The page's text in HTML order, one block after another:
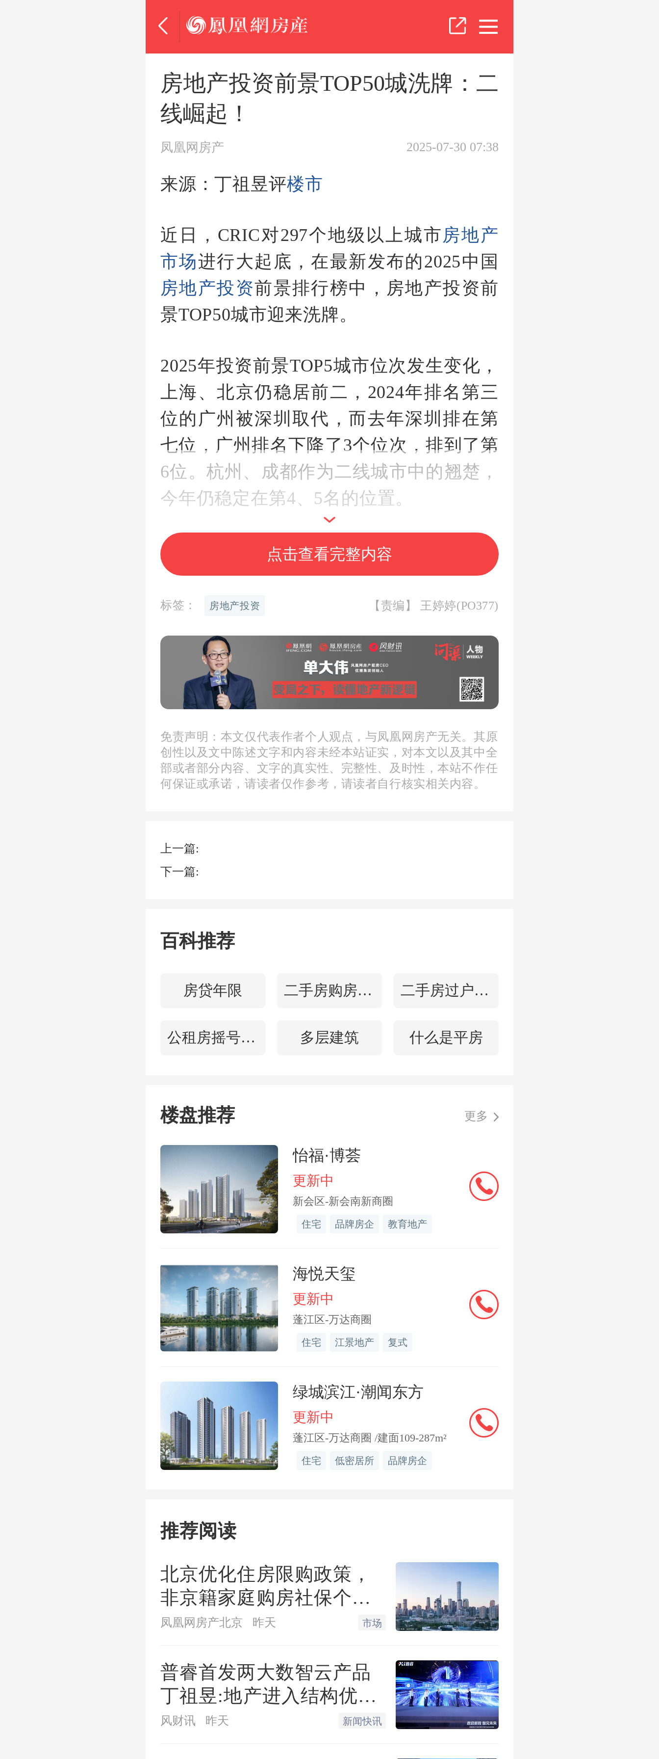
房地产投资前景TOP50城洗牌：二
线崛起！
凤凰网房产 2025-07-30 07:38
来源：丁祖昱评楼市
近日，CRIC对297个地级以上城市房地产
市场进行大起底，在最新发布的2025中国
房地产投资前景排行榜中，房地产投资前
景TOP50城市迎来洗牌。
2025年投资前景TOP5城市位次发生变化，
上海、北京仍稳居前二，2024年排名第三
位的广州被深圳取代，而去年深圳排在第
七位，广州排名下降了3个位次，排到了第
6位。杭州、成都作为二线城市中的翘楚，
今年仍稳定在第4、5名的位置。
另外，天津、海口、珠海、三亚、兰州和
烟台排名显著上升。
住人口，集中了50%的GDP，并且商品房
成交面积也达到了全国的50%。
在发达的经济水平、以及超过1.3亿的流动
人口支持下，TOP50城市购房需求表现始
终处于全国前列，尤其是TOP20城市未来
TOP20城市所释放的存量置业需求，也将
中，上海、北京以绝对优势继续排名前
面均具有极为显著的优势，且两地已经连
上海和北京投资前景不相上下，常住人口
均超2000万，且 人均住房面积
不足38平方
米，这意味着两个城市既有大量刚需，同
时也拥有着更大的住房改善空间。
深圳排名从去年的第七位跃升至第三。原
因在于，深圳有着更强的经济活力和人口
吸纳能力，疫情解封后2年GDP平均增速达
在TOP10城市中均高居第一，再加上大量
优秀企业集聚、以及临近香港带来的人才
集聚优势，这些都是楼市需求侧最重要的
支撑。
实际上，深圳通过供给侧方面发展高品质
住宅进一步对存量改善需求挖潜，整体楼
市呈现出了更强的发展韧性，据CRIC监测
数据，2024年深圳商品住宅成交金额达到3
216亿元，同比上升23%，是TOP5中唯一
杭州、成都近年来一直稳定在第4、5名的
位置。这两个城市特征极为相似，两地商
点击查看完整内容
标签： 房地产投资 【责编】 王婷婷(PO377)
免责声明：本文仅代表作者个人观点，与凤凰网房产无关。其原
创性以及文中陈述文字和内容未经本站证实，对本文以及其中全
部或者部分内容、文字的真实性、完整性、及时性，本站不作任
何保证或承诺，请读者仅作参考，请读者自行核实相关内容。
上一篇:
下一篇:
百科推荐
房贷年限 二手房购房注意事项 二手房过户手续流程
公租房摇号申请 多层建筑 什么是平房
楼盘推荐 更多
怡福·博荟
更新中
新会区-新会南新商圈
住宅 品牌房企 教育地产
海悦天玺
更新中
蓬江区-万达商圈
住宅 江景地产 复式
绿城滨江·潮闻东方
更新中
蓬江区-万达商圈 /建面109-287m²
住宅 低密居所 品牌房企
推荐阅读
北京优化住房限购政策，
非京籍家庭购房社保个税
缴纳年限下调为一年
凤凰网房产北京 昨天 市场
普睿首发两大数智云产品
丁祖昱:地产进入结构优化
阶段
风财讯 昨天 新闻快讯